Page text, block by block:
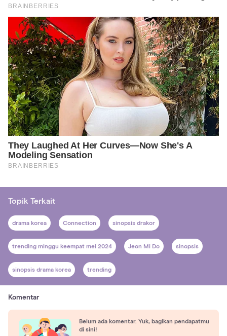
Topik Terkait
drama korea Connection sinopsis drakor
trending minggu keempat mei 2024 Jeon Mi Do sinopsis
sinopsis drama korea trending
Komentar
Belum ada komentar. Yuk, bagikan pendapatmu
di sini!